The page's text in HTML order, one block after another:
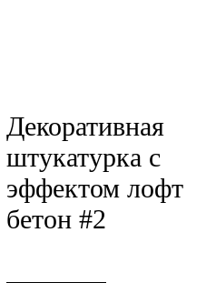
Декоративная
штукатурка с
эффектом лофт
бетон #2